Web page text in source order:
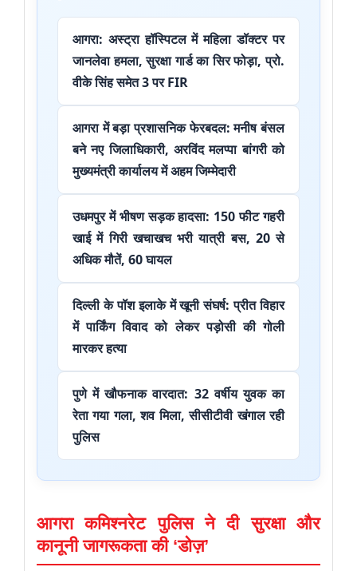
आगरा: अस्ट्रा हॉस्पिटल में महिला डॉक्टर पर
जानलेवा हमला, सुरक्षा गार्ड का सिर फोड़ा, प्रो.
वीके सिंह समेत 3 पर FIR
आगरा में बड़ा प्रशासनिक फेरबदल: मनीष बंसल
बने नए जिलाधिकारी, अरविंद मलप्पा बांगरी को
मुख्यमंत्री कार्यालय में अहम जिम्मेदारी
उधमपुर में भीषण सड़क हादसा: 150 फीट गहरी
खाई में गिरी खचाखच भरी यात्री बस, 20 से
अधिक मौतें, 60 घायल
दिल्ली के पॉश इलाके में खूनी संघर्ष: प्रीत विहार
में पार्किंग विवाद को लेकर पड़ोसी की गोली
मारकर हत्या
पुणे में खौफनाक वारदात: 32 वर्षीय युवक का
रेता गया गला, शव मिला, सीसीटीवी खंगाल रही
पुलिस
आगरा कमिश्नरेट पुलिस ने दी सुरक्षा और
कानूनी जागरूकता की ‘डोज़’